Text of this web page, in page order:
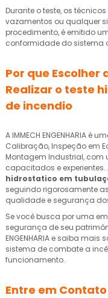
Durante o teste, os
vazamentos ou qualquer
procedimento, é emitido
conformidade do sistema
Por que Escolher
Realizar o teste
de incendio
A IMMECH ENGENHARIA
Calibração, Inspeção em
Montagem Industrial, com
capacitados e
hidrostatico em
seguindo rigorosamente
qualidade e segurança
Se você busca por uma
segurança de seu
ENGENHARIA e saiba
sistema de combate a
funcionamento.
Entre em